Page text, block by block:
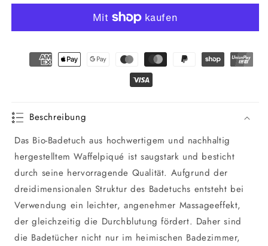
Badetuch
Beschreibung
Das Bio-Badetuch aus hochwertigem und nachhaltig
hergestelltem Waffelpiqué ist saugstark und besticht
durch seine hervorragende Qualität. Aufgrund der
dreidimensionalen Struktur des Badetuchs entsteht bei
Verwendung ein leichter, angenehmer Massageeffekt,
der gleichzeitig die Durchblutung fördert. Daher sind
die Badetücher nicht nur im heimischen Badezimmer,